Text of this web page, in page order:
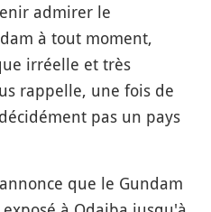
admirer le
à tout moment,
irréelle et très
rappelle, une fois de
pas un pays
que le Gundam